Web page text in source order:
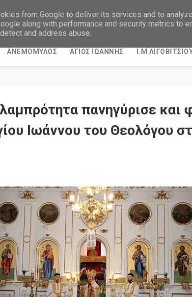
ΑΝΕΜΟΜΥΛΟΣ ΑΓΙΟΣ ΙΩΑΝΝΗΣ Ι.Μ
πανηγύρισε και
Ιωάννου του Θεολόγου
from Google to deliver its services and to
along with performance and security metrics to
and address abuse.